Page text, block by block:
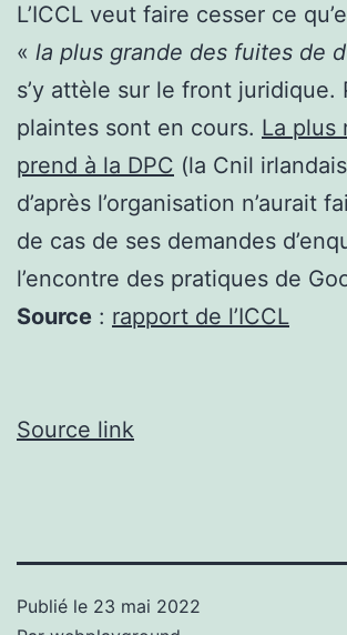
L’ICCL veut faire cesser ce
« la plus grande des fuites de
s’y attèle sur le front juridique.
plaintes sont en cours. La plus
prend à la DPC (la Cnil
d’après l’organisation n’aurait
de cas de ses demandes
l’encontre des pratiques de
Source : rapport de l’ICCL
Source link
Publié le 23 mai 2022